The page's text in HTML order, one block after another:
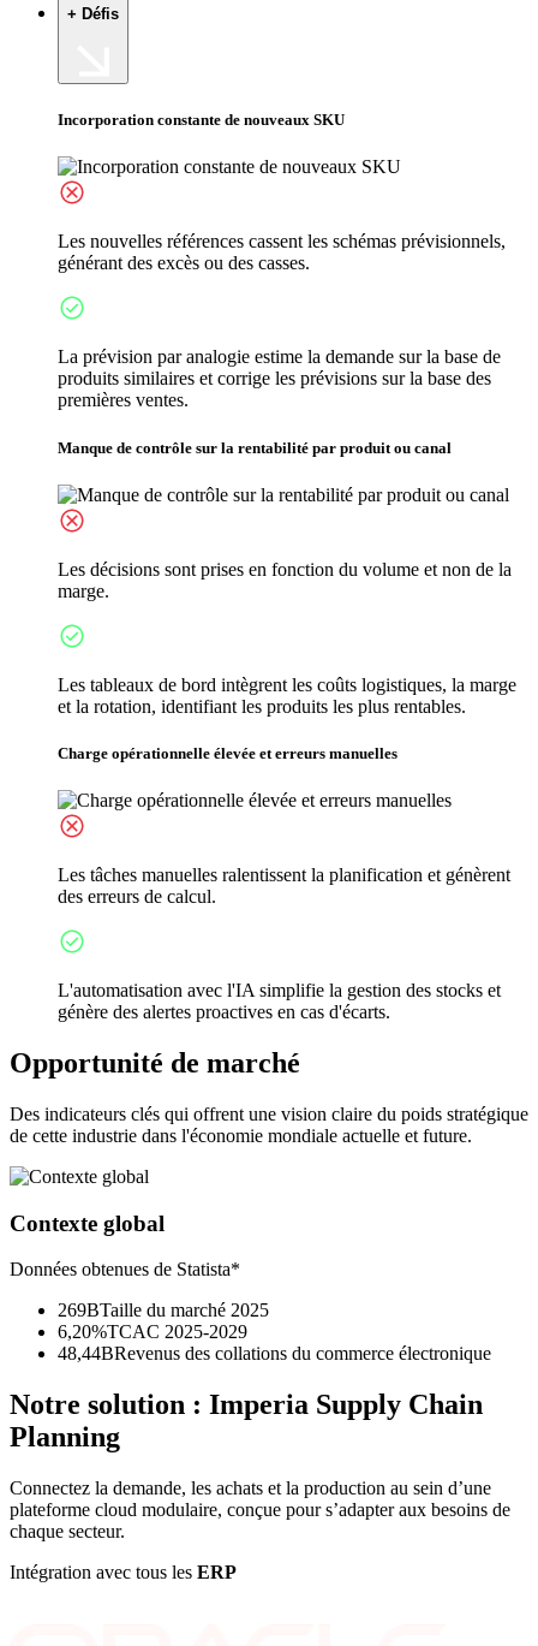
+ Défis
Incorporation constante de nouveaux SKU
Les nouvelles références cassent les schémas prévisionnels,
générant des excès ou des casses.
La prévision par analogie estime la demande sur la base de
produits similaires et corrige les prévisions sur la base des
premières ventes.
Manque de contrôle sur la rentabilité par produit ou canal
Les décisions sont prises en fonction du volume et non de la
marge.
Les tableaux de bord intègrent les coûts logistiques, la marge
et la rotation, identifiant les produits les plus rentables.
Charge opérationnelle élevée et erreurs manuelles
Les tâches manuelles ralentissent la planification et génèrent
des erreurs de calcul.
L'automatisation avec l'IA simplifie la gestion des stocks et
génère des alertes proactives en cas d'écarts.
Opportunité de marché
Des indicateurs clés qui offrent une vision claire du poids stratégique
de cette industrie dans l'économie mondiale actuelle et future.
Contexte global
Données obtenues de Statista*
269BTaille du marché 2025
6,20%TCAC 2025-2029
48,44BRevenus des collations du commerce électronique
Notre solution : Imperia Supply Chain
Planning
Connectez la demande, les achats et la production au sein d’une
plateforme cloud modulaire, conçue pour s’adapter aux besoins de
chaque secteur.
Intégration avec tous les ERP